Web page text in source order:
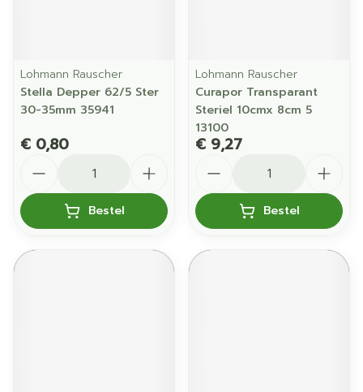
Lohmann Rauscher
Stella Depper 62/5 Ster
30-35mm 35941
€ 0,80
Bestel
Lohmann Rauscher
Curapor Transparant
Steriel 10cmx 8cm 5
13100
€ 9,27
Bestel